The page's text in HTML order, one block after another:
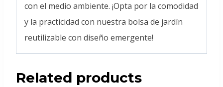
con el medio ambiente. ¡Opta por la comodidad
y la practicidad con nuestra bolsa de jardín
reutilizable con diseño emergente!
Related products